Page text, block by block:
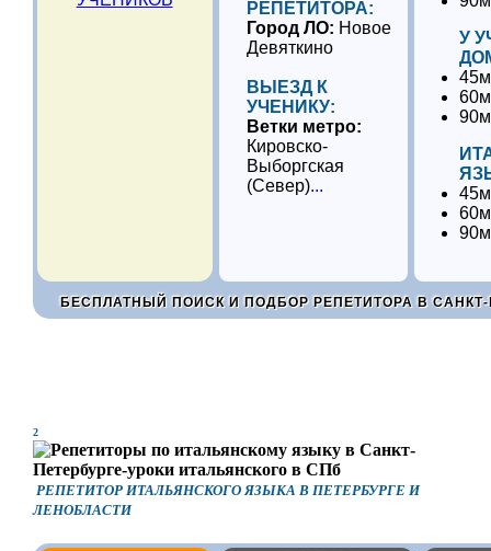
РЕПЕТИТОРА:
Город ЛО: Новое
Девяткино
ВЫЕЗД К
УЧЕНИКУ:
Ветки метро:
Кировско-
Выборгская
(Север)...
У
БЕСПЛАТНЫЙ ПОИСК И ПОДБОР РЕПЕТИТОРА В САНКТ-
2
РЕПЕТИТОР ИТАЛЬЯНСКОГО ЯЗЫКА В ПЕТЕРБУРГЕ И
ЛЕНОБЛАСТИ